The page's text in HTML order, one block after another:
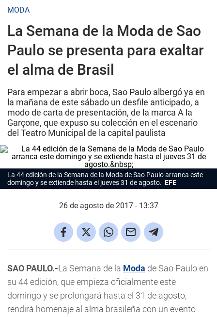
MODA
La Semana de la Moda de Sao
Paulo se presenta para exaltar
el alma de Brasil
Para empezar a abrir boca, Sao Paulo albergó ya en
la mañana de este sábado un desfile anticipado, a
modo de carta de presentación, de la marca A la
Garçone, que expuso su colección en el escenario
del Teatro Municipal de la capital paulista
La 44 edición de la Semana de la Moda de Sao Paulo arranca este
domingo y se extiende hasta el jueves 31 de agosto. EFE
26 de agosto de 2017 - 13:37
SAO PAULO.-La Semana de la Moda de Sao Paulo en
su 44 edición, que empieza oficialmente este
domingo y se prolongará hasta el 31 de agosto,
rendirá homenaje al alma brasileña con un evento